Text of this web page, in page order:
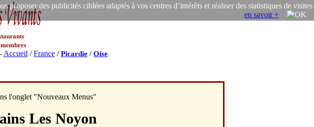
des publicités ciblées adaptés à vos centres d’intérêts et réaliser des statistiques de visites
en savoir +
- Accueil /France /Picardie /Oise
l'onglet "Nouveaux Menus"
Les Noyon